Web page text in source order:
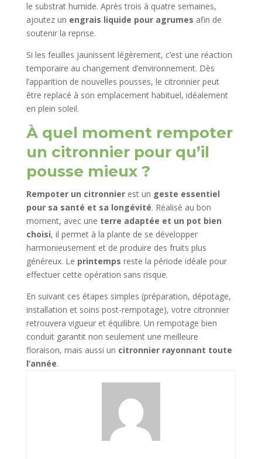
le substrat humide. Après trois à quatre semaines,
ajoutez un engrais liquide pour agrumes afin de
soutenir la reprise.
Si les feuilles jaunissent légèrement, c’est une réaction
temporaire au changement d’environnement. Dès
l’apparition de nouvelles pousses, le citronnier peut
être replacé à son emplacement habituel, idéalement
en plein soleil.
À quel moment rempoter
un citronnier pour qu’il
pousse mieux ?
Rempoter un citronnierest un geste essentiel
pour sa santé et sa longévité. Réalisé au bon
moment, avec une terre adaptée et un pot bien
choisi, il permet à la plante de se développer
harmonieusement et de produire des fruits plus
généreux. Le printemps reste la période idéale pour
effectuer cette opération sans risque.
En suivant ces étapes simples (préparation, dépotage,
installation et soins post-rempotage), votre citronnier
retrouvera vigueur et équilibre. Un rempotage bien
conduit garantit non seulement une meilleure
floraison, mais aussi un citronnier rayonnant toute
l’année.